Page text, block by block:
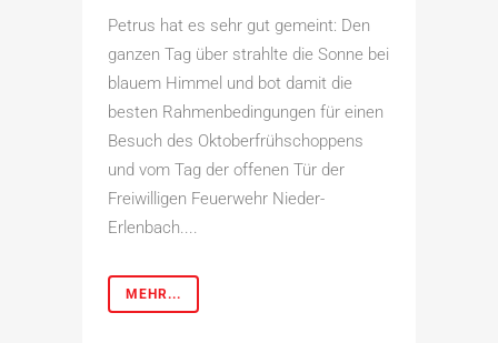
Petrus hat es sehr gut gemeint: Den
ganzen Tag über strahlte die Sonne bei
blauem Himmel und bot damit die
besten Rahmenbedingungen für einen
Besuch des Oktoberfrühschoppens
und vom Tag der offenen Tür der
Freiwilligen Feuerwehr Nieder-
Erlenbach....
MEHR...